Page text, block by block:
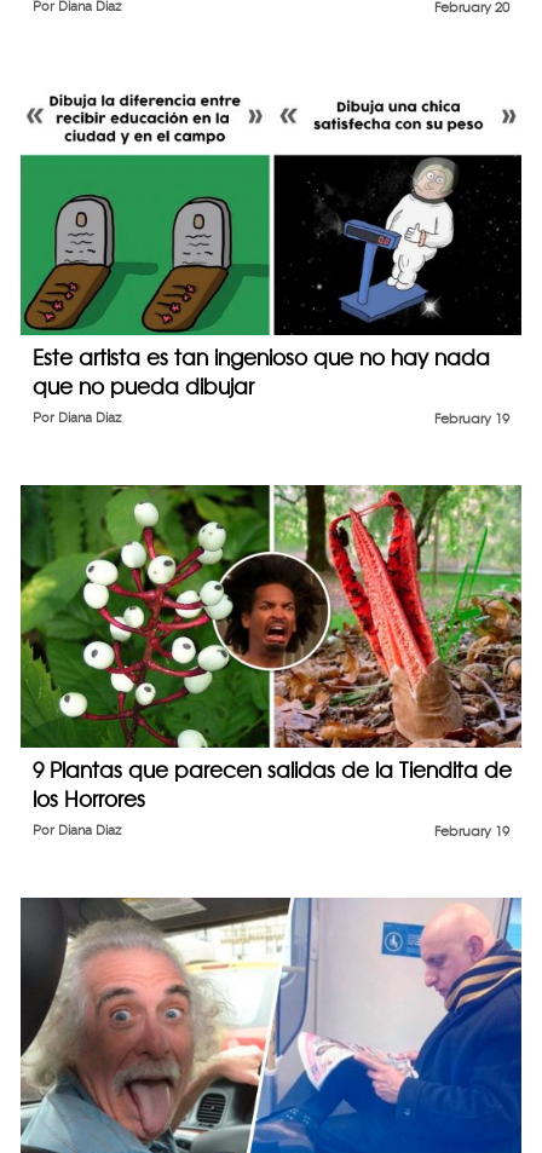
February 20
Por Diana Diaz
Este artista es tan ingenioso que no hay nada
que no pueda dibujar
February 19
Por Diana Diaz
9 Plantas que parecen salidas de la Tiendita de
los Horrores
February 19
Por Diana Diaz